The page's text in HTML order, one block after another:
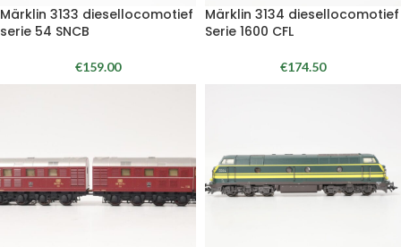
Märklin 3133 diesellocomotief
serie 54 SNCB
€159.00
Märklin 3134 diesellocomotief
Serie 1600 CFL
€174.50